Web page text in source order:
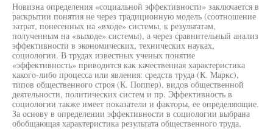
Новизна определения «социальной эффективности» заключается в
раскрытии понятия не через традиционную модель (соотношение
затрат, понесенных на «входе» системы, к результатам,
полученным на «выходе» системы), а через сравнительный анализ
эффективности в экономических, технических науках,
социологии. В трудах известных ученых понятие
«эффективность» приводится как качественная характеристика
какого-либо процесса или явления: средств труда (К. Маркс),
типов общественного строя (К. Поппер), видов общественной
деятельности, политических систем и пр. Эффективность в
социологии также имеет показатели и факторы, ее определяющие.
За основу в определении эффективности в социологии выбрана
обобщающая характеристика результата общественного труда,